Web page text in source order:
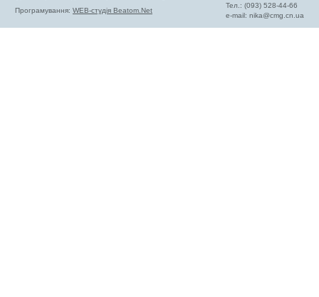
Програмування: WEB-студія Beatom.Net
Тел.: (093) 528-44-66
e-mail:nika@cmg.cn.ua